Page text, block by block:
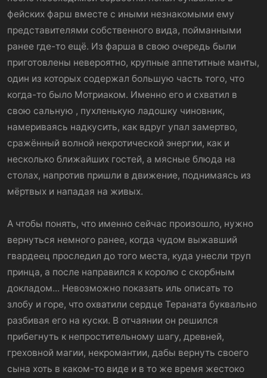
фейских фарш вместе с иными незнакомыми ему
представителями собственного вида, пойманными
ранее где-то ещё. Из фарша в свою очередь были
приготовлены невероятно, крупные аппетитные манты,
один из которых содержал большую часть того, что
когда-то было Мотриаком. Именно его и схватил в
свою сальную , пухленькую ладошку чиновник,
намериваясь надкусить, как вдруг упал замертво,
сражённый волной некротической энергии, как и
несколько ближайших гостей, а мясные блюда на
столах, напротив пришли в движение, поднимаясь из
мёртвых и нападая на живых.
А чтобы понять, что именно сейчас произошло, нужно
вернуться немного ранее, когда чудом выжавший
гвардеец проследил до того места, куда унесли труп
принца, а после направился к королю с скорбным
докладом... Невозможно показать иль описать то
злобу и горе, что охватили сердце Тераната буквально
разбивая его на куски. В отчаянии он решился
прибегнуть к непростительному шагу, древней,
греховной магии, некромантии, дабы вернуть своего
сына хоть в каком-то виде и в то же время жестоко